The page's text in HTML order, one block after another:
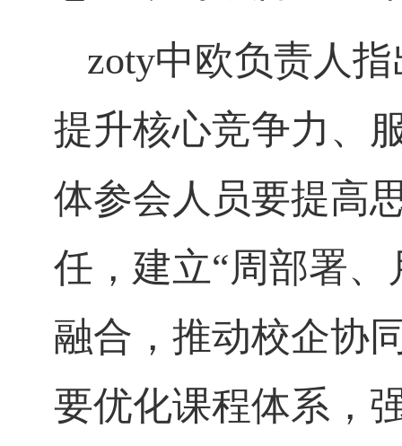
zoty中欧负责人
提升核心竞争力、
体参会人员要提高
任，建立“周部署
融合，推动校企协
要优化课程体系，